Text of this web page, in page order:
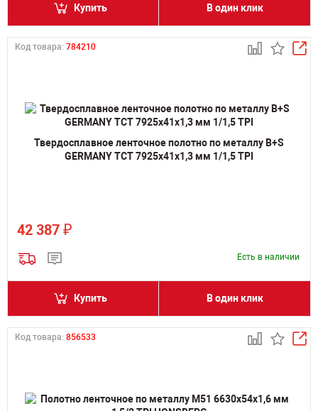
Купить В один клик
Код товара: 784210
Твердосплавное ленточное полотно по металлу B+S
GERMANY TCT 7925х41х1,3 мм 1/1,5 TPI
42 387 ₽
Есть в наличии
Купить В один клик
Код товара: 856533